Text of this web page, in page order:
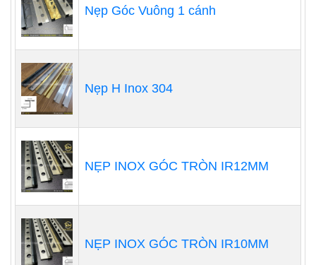
Nẹp Góc Vuông 1 cánh
Nẹp H Inox 304
NẸP INOX GÓC TRÒN IR12MM
NẸP INOX GÓC TRÒN IR10MM